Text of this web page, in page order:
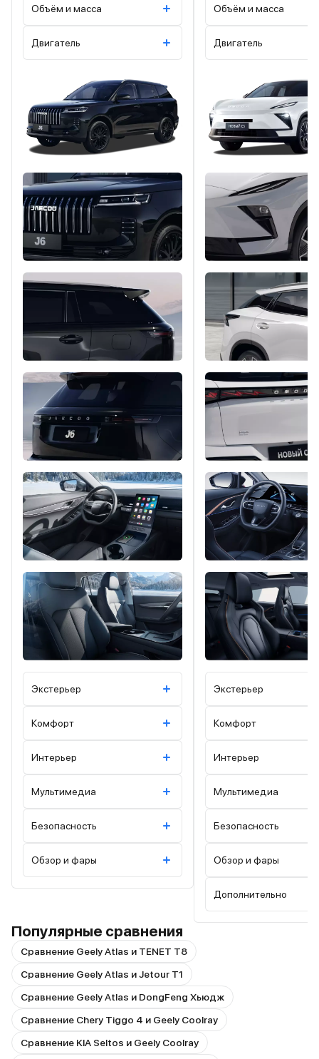
Объём и масса
Двигатель
Экстерьер
Комфорт
Интерьер
Мультимедиа
Безопасность
Обзор и фары
Объём и масса
Двигатель
Экстерьер
Комфорт
Интерьер
Мультимедиа
Безопасность
Обзор и фары
Дополнительно
Популярные сравнения
Сравнение Geely Atlas и TENET T8
Сравнение Geely Atlas и Jetour T1
Сравнение Geely Atlas и DongFeng Хьюдж
Сравнение Chery Tiggo 4 и Geely Coolray
Сравнение KIA Seltos и Geely Coolray